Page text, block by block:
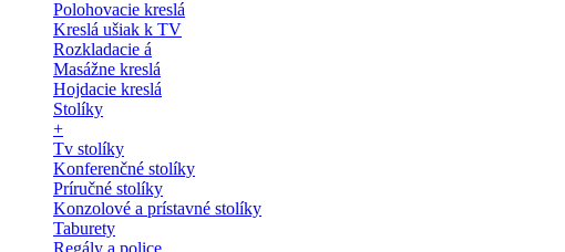
Polohovacie kreslá
Kreslá ušiak k TV
Rozkladacie á
Masážne kreslá
Hojdacie kreslá
Stolíky
+
Tv stolíky
Konferenčné stolíky
Príručné stolíky
Konzolové a prístavné stolíky
Taburety
Regály a police